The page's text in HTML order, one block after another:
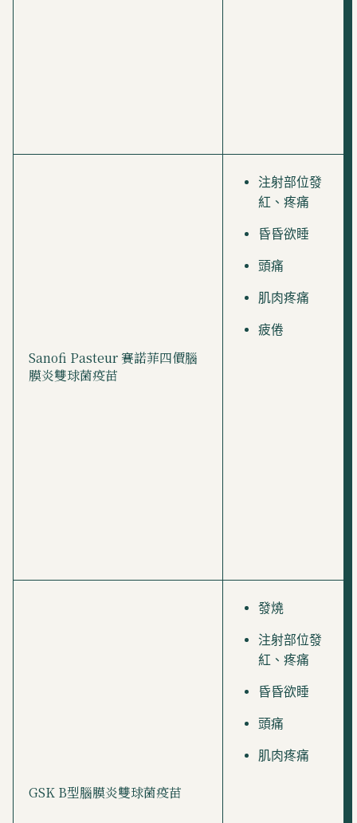
Sanofi Pasteur 賽諾菲四價腦
膜炎雙球菌疫苗
注射部位發
紅、疼痛
昏昏欲睡
頭痛
肌肉疼痛
疲倦
GSK B型腦膜炎雙球菌疫苗
發燒
注射部位發
紅、疼痛
昏昏欲睡
頭痛
肌肉疼痛